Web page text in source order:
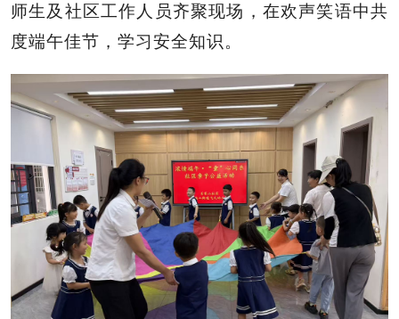
师生及社区工作人员齐聚现场，在欢声笑语中共
度端午佳节，学习安全知识。